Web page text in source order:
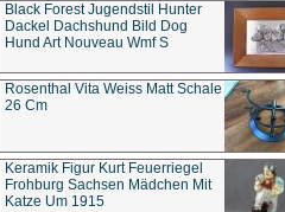
Black Forest Jugendstil Hunter
Dackel Dachshund Bild Dog
Hund Art Nouveau Wmf S
Rosenthal Vita Weiss Matt Schale
26 Cm
Keramik Figur Kurt Feuerriegel
Frohburg Sachsen Mädchen Mit
Katze Um 1915